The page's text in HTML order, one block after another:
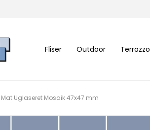
Fliser Outdoor Terrazzo
Mat Uglaseret Mosaik 47x47 mm